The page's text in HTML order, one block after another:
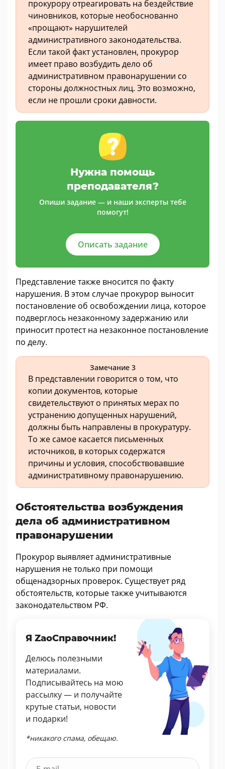
прокурору отреагировать на бездействие
чиновников, которые необоснованно
«прощают» нарушителей
административного законодательства.
Если такой факт установлен, прокурор
имеет право возбудить дело об
административном правонарушении со
стороны должностных лиц. Это возможно,
если не прошли сроки давности.
Нужна помощь
преподавателя?
Опиши задание — и наши эксперты тебе
помогут!
Описать задание
Представление также вносится по факту
нарушения. В этом случае прокурор выносит
постановление об освобождении лица, которое
подверглось незаконному задержанию или
приносит протест на незаконное постановление
по делу.
Замечание 3
В представлении говорится о том, что
копии документов, которые
свидетельствуют о принятых мерах по
устранению допущенных нарушений,
должны быть направлены в прокуратуру.
То же самое касается письменных
источников, в которых содержатся
причины и условия, способствовавшие
административному правонарушению.
Обстоятельства возбуждения
дела об административном
правонарушении
Прокурор выявляет административные
нарушения не только при помощи
общенадзорных проверок. Существует ряд
обстоятельств, которые также учитываются
законодательством РФ.
Я ZaoСправочник!
Делюсь полезными
материалами.
Подписывайтесь на мою
рассылку — и получайте
крутые статьи, новости
и подарки!
*никакого спама, обещаю.